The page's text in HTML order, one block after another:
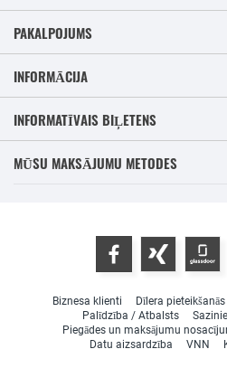
PAKALPOJUMS
INFORMĀCIJA
INFORMATĪVAIS BIĻETENS
MŪSU MAKSĀJUMU METODES
Biznesa klienti Dīlera pieteikšanās
Palīdzība / Atbalsts
Piegādes un maksājumu
Datu aizsardzība
VNN